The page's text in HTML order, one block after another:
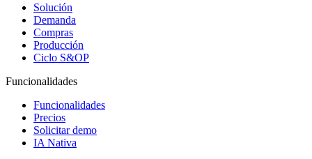
Solución
Demanda
Compras
Producción
Ciclo S&OP
Funcionalidades
Funcionalidades
Precios
Solicitar demo
IA Nativa